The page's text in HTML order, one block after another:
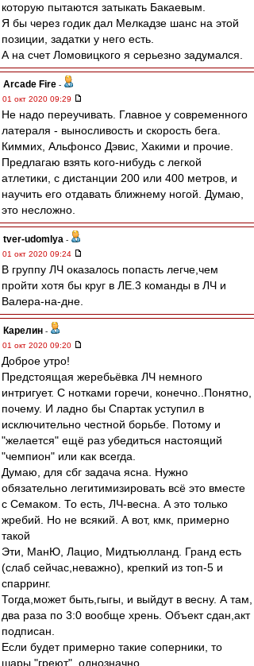
которую пытаются затыкать Бакаевым.
Я бы через годик дал Мелкадзе шанс на этой
позиции, задатки у него есть.
А на счет Ломовицкого я серьезно задумался.
Arcade Fire -
01 окт 2020 09:29
Не надо переучивать. Главное у современного
латераля - выносливость и скорость бега.
Киммих, Альфонсо Дэвис, Хакими и прочие.
Предлагаю взять кого-нибудь с легкой
атлетики, с дистанции 200 или 400 метров, и
научить его отдавать ближнему ногой. Думаю,
это несложно.
tver-udomlya -
01 окт 2020 09:24
В группу ЛЧ оказалось попасть легче,чем
пройти хотя бы круг в ЛЕ.3 команды в ЛЧ и
Валера-на-дне.
Карелин -
01 окт 2020 09:20
Доброе утро!
Предстоящая жеребьёвка ЛЧ немного
интригует. С нотками горечи, конечно..Понятно,
почему. И ладно бы Спартак уступил в
исключительно честной борьбе. Потому и
"желается" ещё раз убедиться настоящий
"чемпион" или как всегда.
Думаю, для сбг задача ясна. Нужно
обязательно легитимизировать всё это вместе
с Семаком. То есть, ЛЧ-весна. А это только
жребий. Но не всякий. А вот, кмк, примерно
такой
Эти, МанЮ, Лацио, Мидтьюлланд. Гранд есть
(слаб сейчас,неважно), крепкий из топ-5 и
спарринг.
Тогда,может быть,гыгы, и выйдут в весну. А там,
два раза по 3:0 вообще хрень. Объект сдан,акт
подписан.
Если будет примерно такие соперники, то
шары "греют", однозначно